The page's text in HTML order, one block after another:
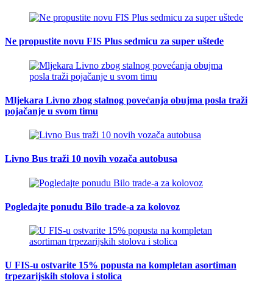
Ne propustite novu FIS Plus sedmicu za super uštede
Mljekara Livno zbog stalnog povećanja obujma posla traži
pojačanje u svom timu
Livno Bus traži 10 novih vozača autobusa
Pogledajte ponudu Bilo trade-a za kolovoz
U FIS-u ostvarite 15% popusta na kompletan asortiman
trpezarijskih stolova i stolica